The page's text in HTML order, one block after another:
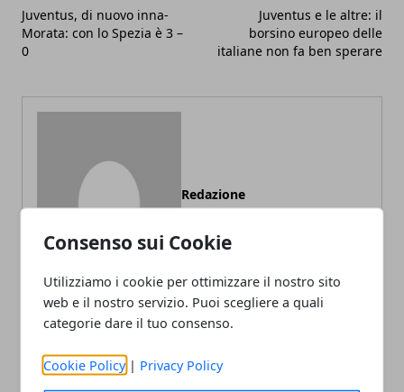
Consenso sui Cookie
Utilizziamo i cookie per ottimizzare il nostro sito
web e il nostro servizio. Puoi scegliere a quali
categorie dare il tuo consenso.
Cookie Policy | Privacy Policy
Juventus, di nuovo inna-
Morata: con lo Spezia è 3 –
0
Juventus e le altre: il
borsino europeo delle
italiane non fa ben sperare
Redazione
ARTICOLI CORRELATI